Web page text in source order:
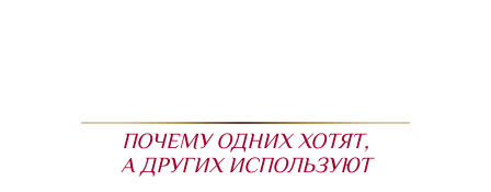
ПОЧЕМУ ОДНИХ ХОТЯТ,
А ДРУГИХ ИСПОЛЬЗУЮТ